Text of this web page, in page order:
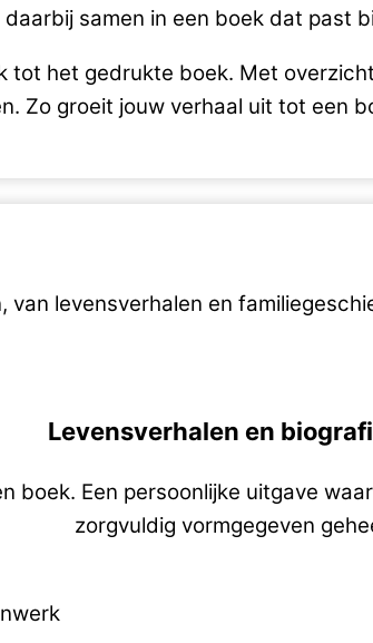
samen in een boek dat past
het gedrukte boek. Met
Zo groeit jouw verhaal uit tot een
levensverhalen en
Levensverhalen en
boek. Een persoonlijke uitgave
zorgvuldig vormgegeven